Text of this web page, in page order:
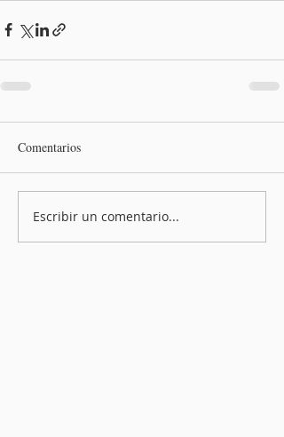
Comentarios
Escribir un comentario...